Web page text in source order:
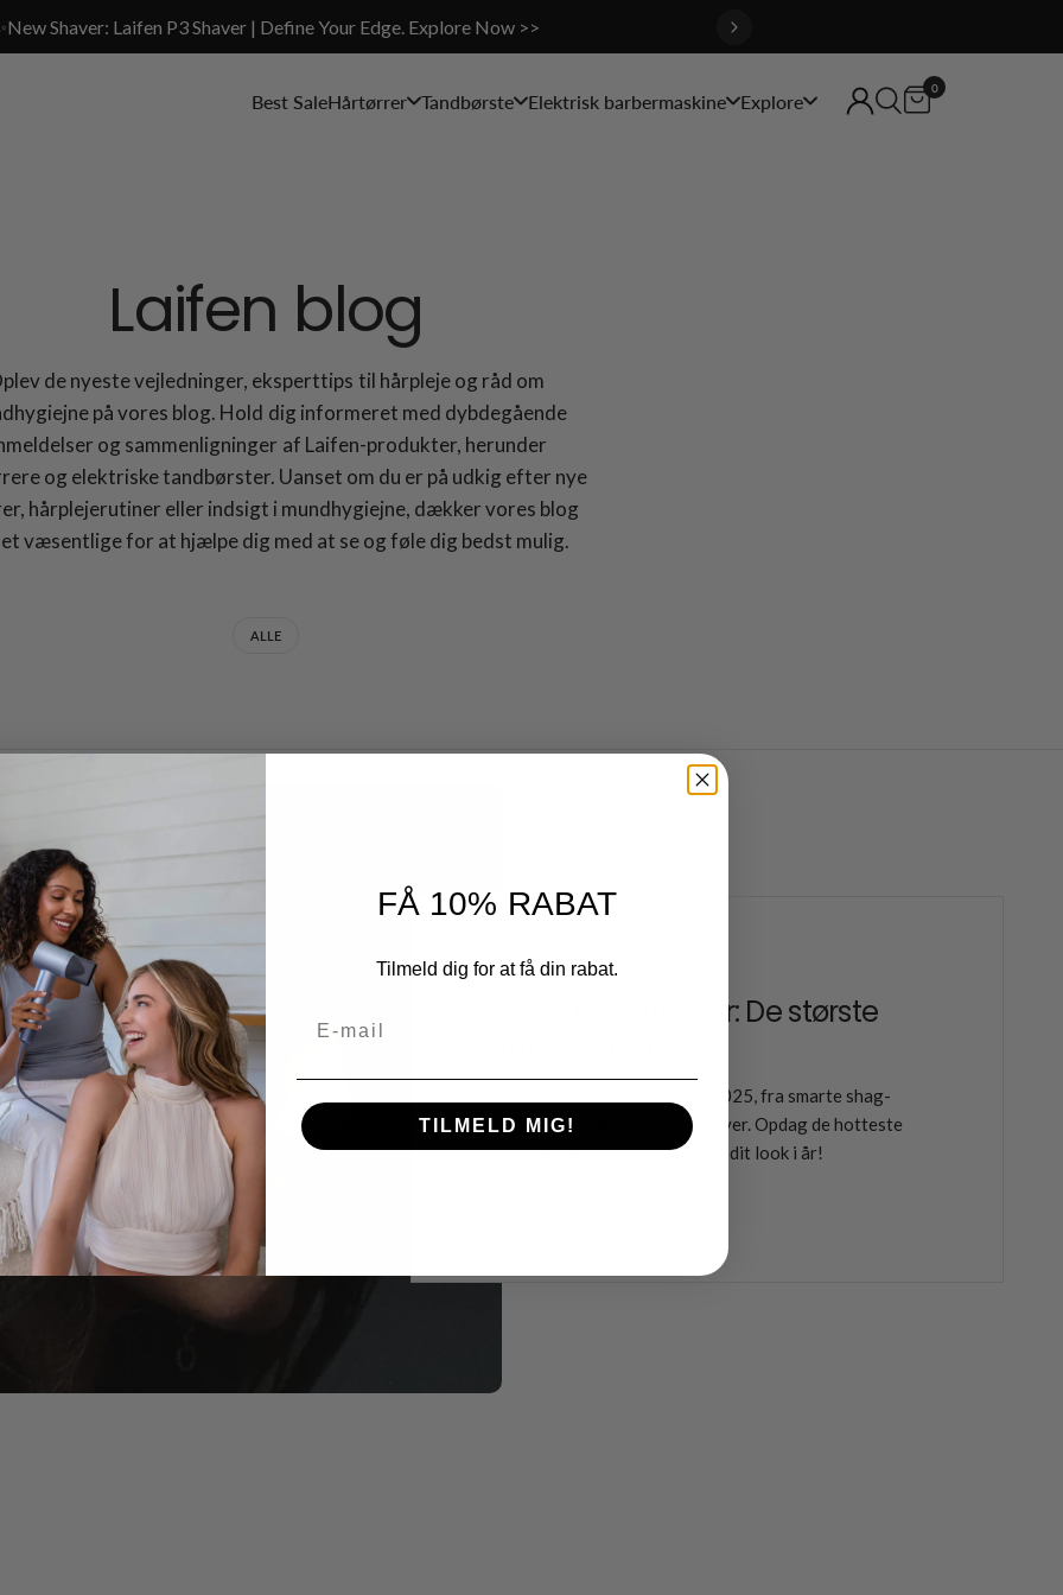
Shaver: Laifen P3 Shaver | Define Your Edge. Explore Now >>
Best SaleHårtørrer Tandbørste Elektrisk barbermaskine Explore
0
Laifen blog
de nyeste vejledninger, eksperttips til hårpleje og råd om
på vores blog. Hold dig informeret med dybdegående
og sammenligninger af Laifen-produkter, herunder
og elektriske tandbørster. Uanset om du er på udkig efter nye
hårplejerutiner eller indsigt i mundhygiejne, dækker vores blog
væsentlige for at hjælpe dig med at se og føle dig bedst mulig.
ALLE
DECEMBER 22 2025
Efterspurgte frisurer: De største
Udforsk de største hårtrends i 2025, fra smarte shag-
frisurer til dristige espresso-farver. Opdag de hotteste
frisurer og farver til at opdatere dit look i år!
FÅ 10% RABAT
Tilmeld dig for at få din rabat.
TILMELD MIG!